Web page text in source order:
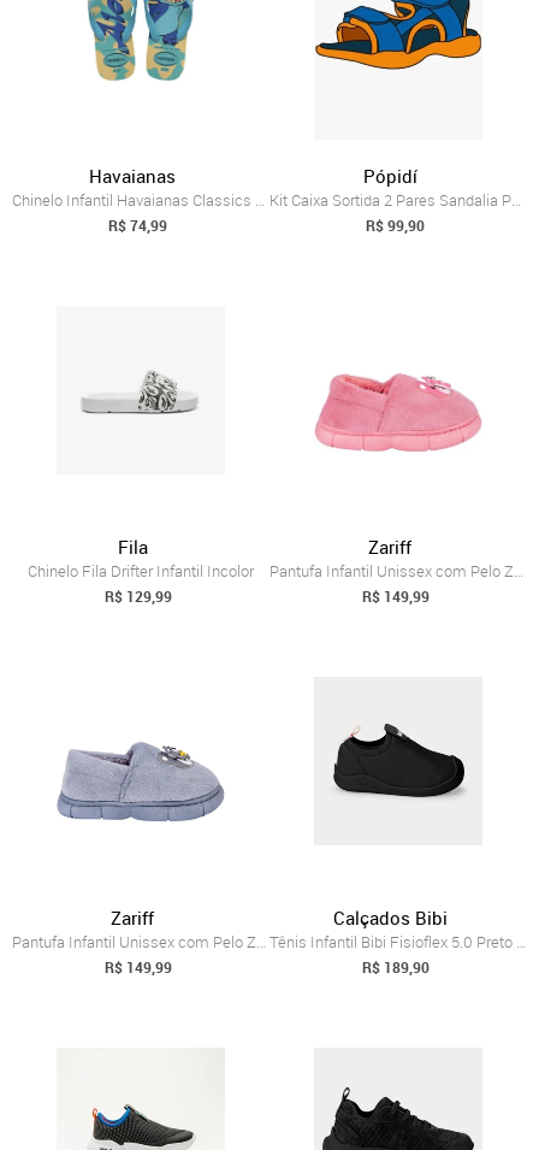
Havaianas
Chinelo Infantil Havaianas Classics Butt...
R$ 74,99
Pópidí
Kit Caixa Sortida 2 Pares Sandalia Papet...
R$ 99,90
Fila
Chinelo Fila Drifter Infantil Incolor
R$ 129,99
Zariff
Pantufa Infantil Unissex com Pelo Zariff...
R$ 149,99
Zariff
Pantufa Infantil Unissex com Pelo Zariff...
R$ 149,99
Calçados Bibi
Tênis Infantil Bibi Fisioflex 5.0 Preto 18
R$ 189,90